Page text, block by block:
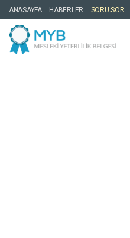
ANASAYFA HABERLER SORU SOR